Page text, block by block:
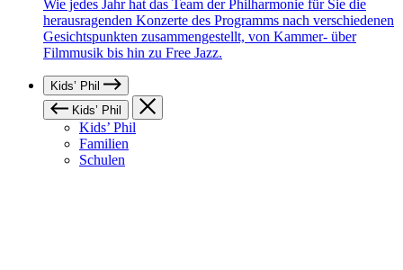
Wie jedes Jahr hat das Team der Philharmonie für Sie die
herausragenden Konzerte des Programms nach verschiedenen
Gesichtspunkten zusammengestellt, von Kammer- über
Filmmusik bis hin zu Free Jazz.
Kids’ Phil
Kids’ Phil
Kids’ Phil
Familien
Schulen